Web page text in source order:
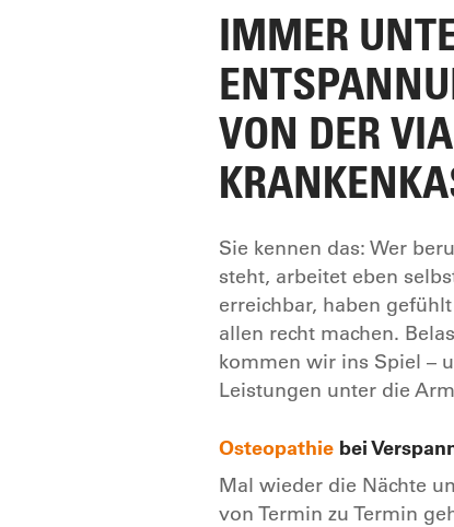
IMMER
VON DER
Sie kennen das: Wer
steht, arbeitet eben
erreichbar, haben
allen recht machen.
kommen wir ins Spiel –
Leistungen unter die
Osteopathie bei
Mal wieder die Nächte
von Termin zu Termin